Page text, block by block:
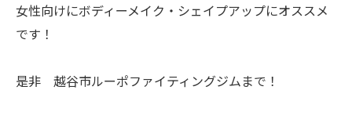
女性向けにボディーメイク・シェイプアップにオススメ
です！
是非 越谷市ルーポファイティングジムまで！